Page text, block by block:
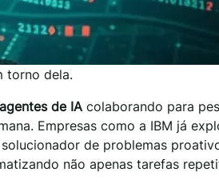
torno dela.
agentes de IA colaborando para
Empresas como a IBM já
de problemas
não apenas tarefas